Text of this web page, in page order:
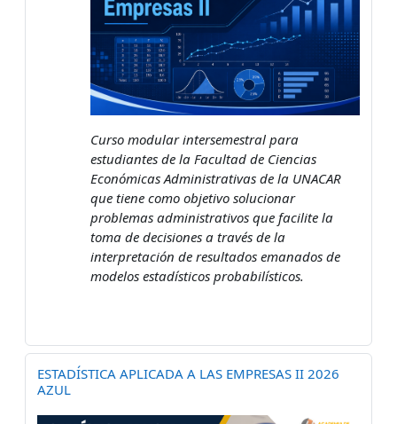
Curso modular intersemestral para
estudiantes de la Facultad de Ciencias
Económicas Administrativas de la UNACAR
que tiene como objetivo solucionar
problemas administrativos que facilite la
toma de decisiones a través de la
interpretación de resultados emanados de
modelos estadísticos probabilísticos.
ESTADÍSTICA APLICADA A LAS EMPRESAS II 2026
AZUL